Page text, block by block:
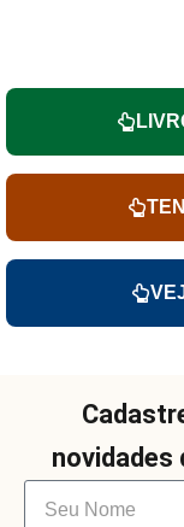
novidades